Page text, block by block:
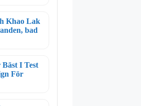
Khao Lak
bad
Bäst I Test
För